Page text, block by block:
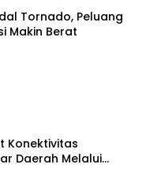
Tornado, Peluang
Makin Berat
Konektivitas
Daerah Melalui